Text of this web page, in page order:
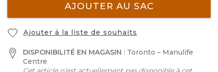
AJOUTER AU SAC
Ajouter à la liste de souhaits
DISPONIBILITÉ EN MAGASIN : Toronto – Manulife
Centre